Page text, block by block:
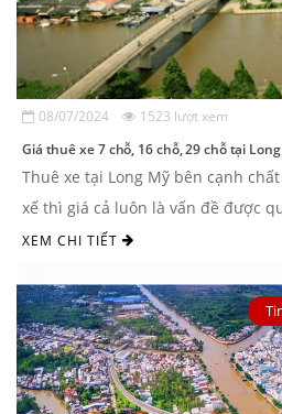
08/07/2024 1523 lượt xem
Giá thuê xe 7 chỗ, 16 chỗ, 29 chỗ tại
Thuê xe tại Long Mỹ bên cạnh
xế thì giá cả luôn là vấn đề được
đây ...
XEM CHI TIẾT